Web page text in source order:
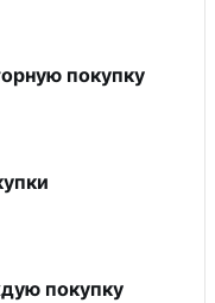
покупку
покупку